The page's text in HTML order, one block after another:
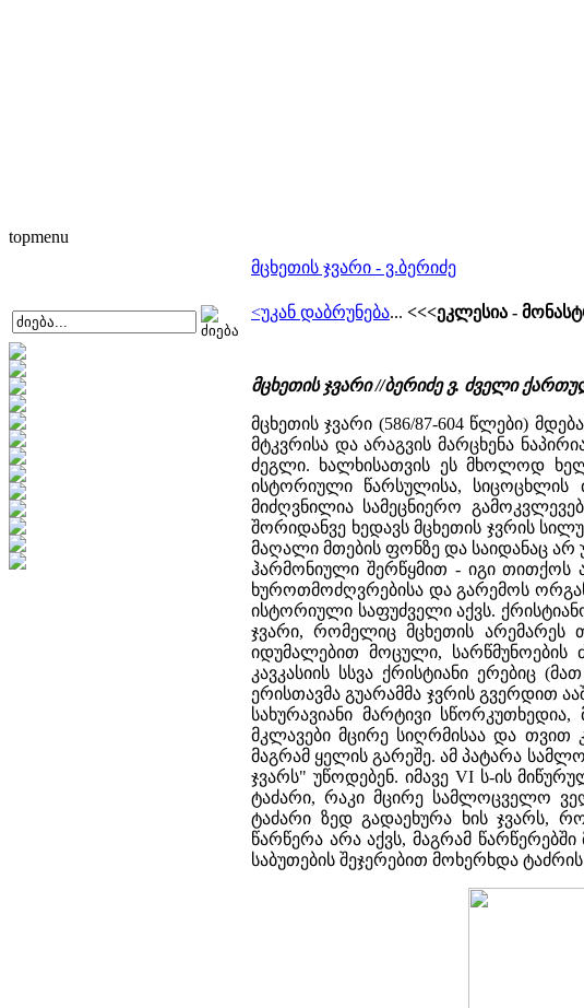
topmenu
მცხეთის ჯვარი - ვ.ბერიძე
<უკან დაბრუნება... <<<ეკლესია -
მცხეთის ჯვარი //ბერიძე ვ. ძველი
მცხეთის ჯვარი (586/87-604 წლები)
მტკვრისა და არაგვის მარცხენა
ძეგლი. ხალხისათვის ეს მხოლოდ
ისტორიული წარსულისა, სიცოცხლის
მიძღვნილია სამეცნიერო
შორიდანვე ხედავს მცხეთის ჯვრის
მაღალი მთების ფონზე და საიდანაც არ
ჰარმონიული შერწყმით - იგი თითქოს
ხუროთმოძღვრებისა და გარემოს
ისტორიული საფუძველი აქვს.
ჯვარი, რომელიც მცხეთის არემარეს
იდუმალებით მოცული,
კავკასიის სსვა ქრისტიანი ერებიც
ერისთავმა გუარამმა ჯვრის გვერდით
სახურავიანი მარტივი
მკლავები მცირე სიღრმისაა და თვით
მაგრამ ყელის გარეშე. ამ პატარა
ჯვარს" უწოდებენ. იმავე VI ს-ის
ტაძარი, რაკი მცირე სამლოცველო
ტაძარი ზედ გადაეხურა ხის ჯვარს,
წარწერა არა აქვს, მაგრამ
საბუთების შეჯერებით მოხერხდა